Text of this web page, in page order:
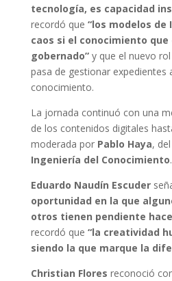
tecnología, es capacidad
recordó que “los modelos de
caos si el conocimiento
gobernado”y que el nuevo
pasa de gestionar expedientes
conocimiento.
La jornada continuó con una
de los contenidos digitales
moderada por Pablo Haya, del
Ingeniería del Conocimiento.
Eduardo Naudín Escuder
oportunidad en la que
otros tienen pendiente
recordó que “la creatividad
siendo la que marque la
Christian Flores reconoció